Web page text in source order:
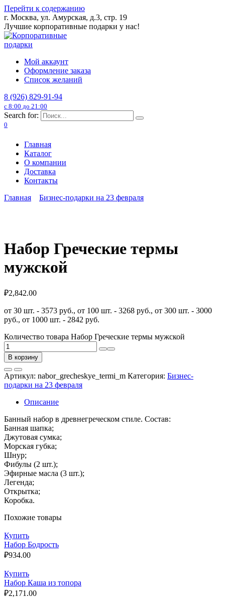
Перейти к содержанию
г. Москва, ул. Амурская, д.3, стр. 19
Лучшие корпоративные подарки у нас!
Мой аккаунт
Оформление заказа
Список желаний
8 (926) 829-91-94
с 8:00 до 21:00
Search for:
0
Главная
Каталог
О компании
Доставка
Контакты
Главная
Бизнес-подарки на 23 февраля
Набор Греческие термы
мужской
₽2,842.00
от 30 шт. - 3573 руб., от 100 шт. - 3268 руб., от 300 шт. - 3000
руб., от 1000 шт. - 2842 руб.
Количество товара Набор Греческие термы мужской
В корзину
Артикул: nabor_grecheskye_termi_m Категория: Бизнес-
подарки на 23 февраля
Описание
Банный набор в древнегреческом стиле. Состав:
Банная шапка;
Джутовая сумка;
Морская губка;
Шнур;
Фибулы (2 шт.);
Эфирные масла (3 шт.);
Легенда;
Открытка;
Коробка.
Похожие товары
Купить
Набор Бодрость
₽934.00
Купить
Набор Каша из топора
₽2,171.00